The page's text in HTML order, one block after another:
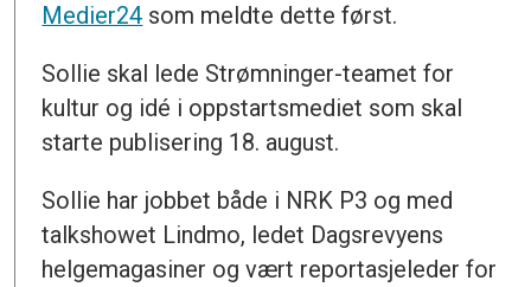
Medier24 som meldte dette først.
Sollie skal lede Strømninger-teamet for
kultur og idé i oppstartsmediet som skal
starte publisering 18. august.
Sollie har jobbet både i NRK P3 og med
talkshowet Lindmo, ledet Dagsrevyens
helgemagasiner og vært reportasjeleder for